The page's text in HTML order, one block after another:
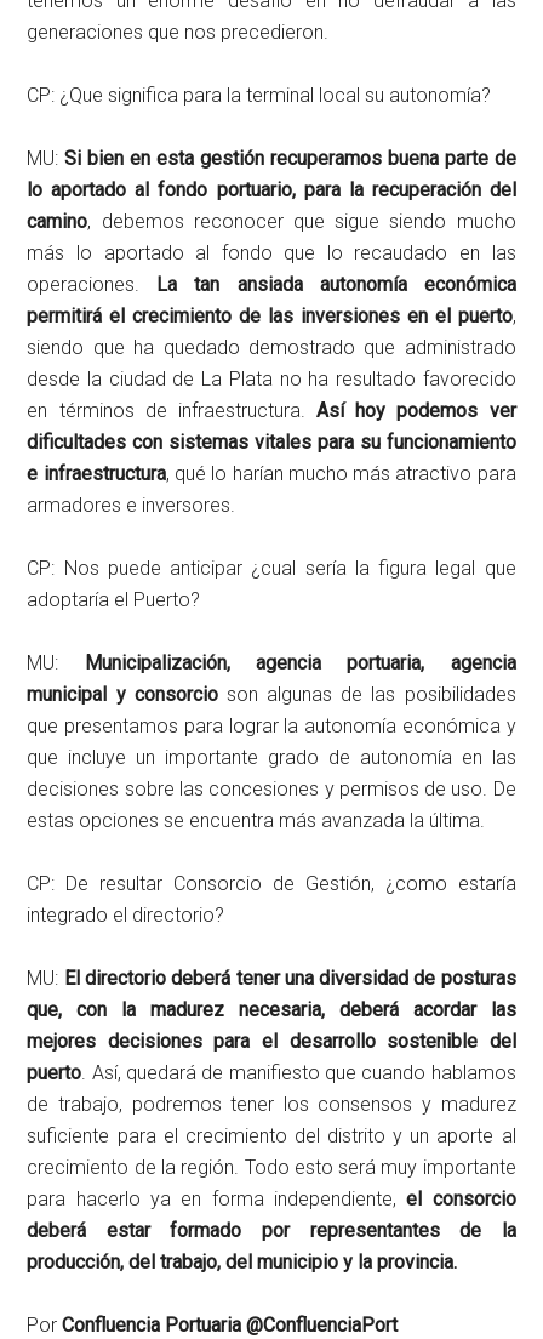
generaciones que nos precedieron.
CP: ¿Que significa para la terminal local su autonomía?
MU:Si bien en esta gestión recuperamos buena parte de
lo aportado al fondo portuario, para la recuperación del
camino, debemos reconocer que sigue siendo mucho
más lo aportado al fondo que lo recaudado en las
operaciones.
La tan ansiada autonomía económica
permitirá el crecimiento de las inversiones en el puerto,
siendo que ha quedado demostrado que administrado
desde la ciudad de La Plata no ha resultado favorecido
en términos de infraestructura.Así hoy podemos ver
dificultades con sistemas vitales para su funcionamiento
e infraestructura, qué lo harían mucho más atractivo para
armadores e inversores.
CP: Nos puede anticipar ¿cual sería la figura legal que
adoptaría el Puerto?
MU:
Municipalización, agencia portuaria, agencia
municipal y consorcioson algunas de las posibilidades
que presentamos para lograr la autonomía económica y
que incluye un importante grado de autonomía en las
decisiones sobre las concesiones y permisos de uso. De
estas opciones se encuentra más avanzada la última.
CP: De resultar Consorcio de Gestión, ¿como estaría
integrado el directorio?
MU: El directorio deberá tener una diversidad de posturas
que, con la madurez necesaria, deberá acordar las
mejores decisiones para el desarrollo sostenible del
puerto. Así, quedará de manifiesto que cuando hablamos
de trabajo, podremos tener los consensos y madurez
suficiente para el crecimiento del distrito y un aporte al
crecimiento de la región. Todo esto será muy importante
para hacerlo ya en forma independiente,el consorcio
deberá estar formado por representantes de la
producción, del trabajo, del municipio y la provincia.
PorConfluencia Portuaria @ConfluenciaPort